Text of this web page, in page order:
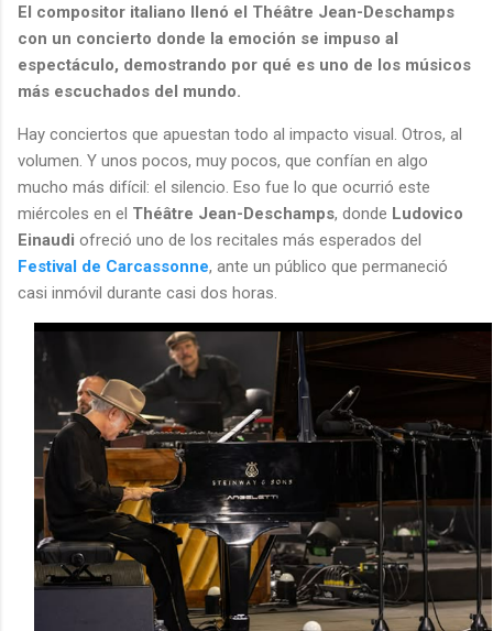
El compositor italiano llenó el Théâtre Jean-Deschamps
con un concierto donde la emoción se impuso al
espectáculo, demostrando por qué es uno de los músicos
más escuchados del mundo.
Hay conciertos que apuestan todo al impacto visual. Otros, al
volumen. Y unos pocos, muy pocos, que confían en algo
mucho más difícil: el silencio. Eso fue lo que ocurrió este
miércoles en el Théâtre Jean-Deschamps, donde Ludovico
Einaudi ofreció uno de los recitales más esperados del
Festival de Carcassonne, ante un público que permaneció
casi inmóvil durante casi dos horas.